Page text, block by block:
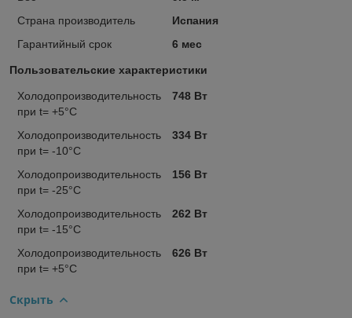
Страна производитель
Испания
Гарантийный срок
6 мес
Пользовательские характеристики
Холодопроизводительность
при t= +5°C
748 Вт
Холодопроизводительность
при t= -10°C
334 Вт
Холодопроизводительность
при t= -25°C
156 Вт
Холодопроизводительность
при t= -15°C
262 Вт
Холодопроизводительность
при t= +5°C
626 Вт
Скрыть